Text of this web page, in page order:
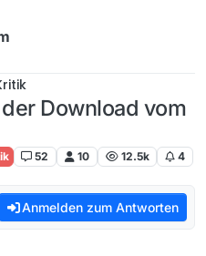
Download vom
52 10 12.5k 4
Anmelden zum Antworten